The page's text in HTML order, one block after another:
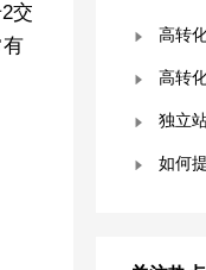
交